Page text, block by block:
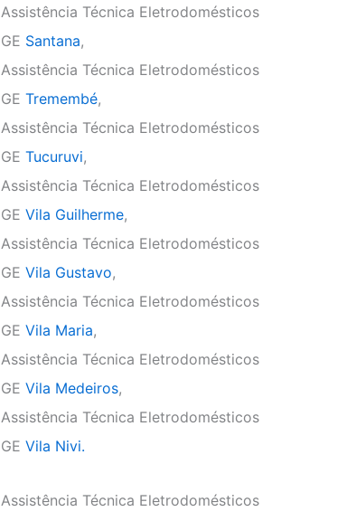
Assistência Técnica Eletrodomésticos
GE Santana,
Assistência Técnica Eletrodomésticos
GE Tremembé,
Assistência Técnica Eletrodomésticos
GE Tucuruvi,
Assistência Técnica Eletrodomésticos
GE Vila Guilherme,
Assistência Técnica Eletrodomésticos
GE Vila Gustavo,
Assistência Técnica Eletrodomésticos
GE Vila Maria,
Assistência Técnica Eletrodomésticos
GE Vila Medeiros,
Assistência Técnica Eletrodomésticos
GE Vila Nivi.
Assistência Técnica Eletrodomésticos